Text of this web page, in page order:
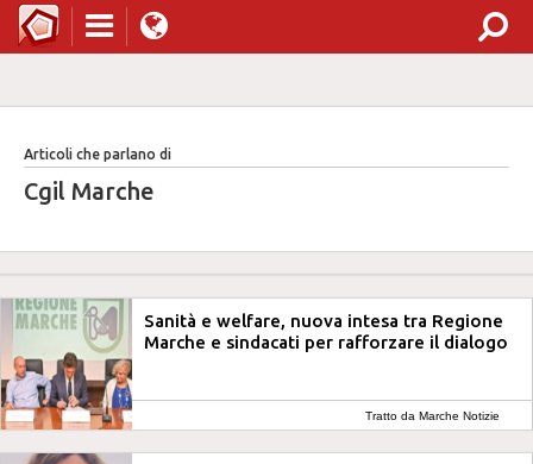
Articoli che parlano di
Cgil Marche
Sanità e welfare, nuova intesa tra Regione
Marche e sindacati per rafforzare il dialogo
Tratto da Marche Notizie